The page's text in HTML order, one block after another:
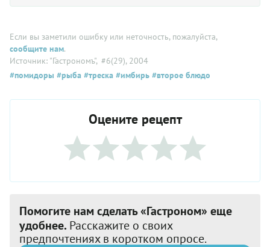
Если вы заметили ошибку или неточность, пожалуйста,
сообщите нам.
Источник: "Гастрономъ", #6(29), 2004
#помидоры #рыба #треска #имбирь #второе блюдо
Оцените рецепт
Помогите нам сделать «Гастроном» еще
удобнее. Расскажите о своих
предпочтениях в коротком опросе.